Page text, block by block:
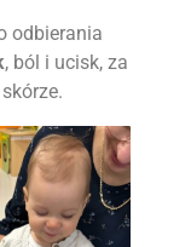
odbierania
, ból i ucisk, za